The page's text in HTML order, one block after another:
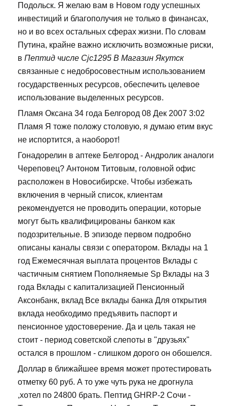
Подольск. Я желаю вам в Новом году успешных
инвестиций и благополучия не только в финансах,
но и во всех остальных сферах жизни. По словам
Путина, крайне важно исключить возможные риски,
в Пептид числе Cjc1295 В Магазин Якутск
связанные с недобросовестным использованием
государственных ресурсов, обеспечить целевое
использование выделенных ресурсов.
Пламя Оксана 34 года Белгород 08 Дек 2007 3:02
Пламя Я тоже положу столовую, я думаю етим вкус
не испортится, а наоборот!
Гонадорелин в аптеке Белгород - Андролик аналоги
Череповец? Антоном Титовым, головной офис
расположен в Новосибирске. Чтобы избежать
включения в черный список, клиентам
рекомендуется не проводить операции, которые
могут быть квалифицированы банком как
подозрительные. В эпизоде первом подробно
описаны каналы связи с оператором. Вклады на 1
год Ежемесячная выплата процентов Вклады с
частичным снятием Пополняемые Sp Вклады на 3
года Вклады с капитализацией Пенсионный
Аксонбанк, вклад Все вклады банка Для открытия
вклада необходимо предъявить паспорт и
пенсионное удостоверение. Да и цель такая не
стоит - период советской слепоты в "друзьях"
остался в прошлом - слишком дорого он обошелся.
Доллар в ближайшее время может протестировать
отметку 60 руб. А то уже чуть рука не дрогнула
,хотел по 24800 брать. Пептид GHRP-2 Сочи -